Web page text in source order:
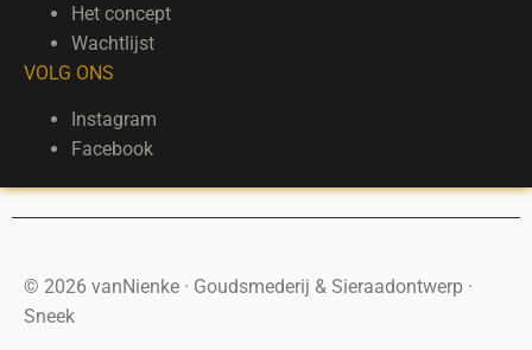
Het concept
Wachtlijst
VOLG ONS
Instagram
Facebook
© 2026 vanNienke · Goudsmederij & Sieraadontwerp ·
Sneek